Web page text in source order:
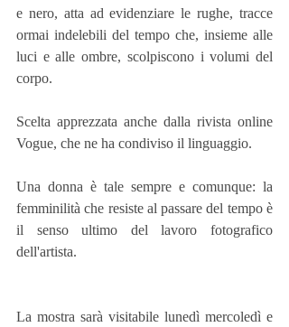
e nero, atta ad evidenziare le rughe, tracce
ormai indelebili del tempo che, insieme alle
luci e alle ombre, scolpiscono i volumi del
corpo.
Scelta apprezzata anche dalla rivista online
Vogue, che ne ha condiviso il linguaggio.
Una donna è tale sempre e comunque: la
femminilità che resiste al passare del tempo è
il senso ultimo del lavoro fotografico
dell'artista.
La mostra sarà visitabile lunedì mercoledì e